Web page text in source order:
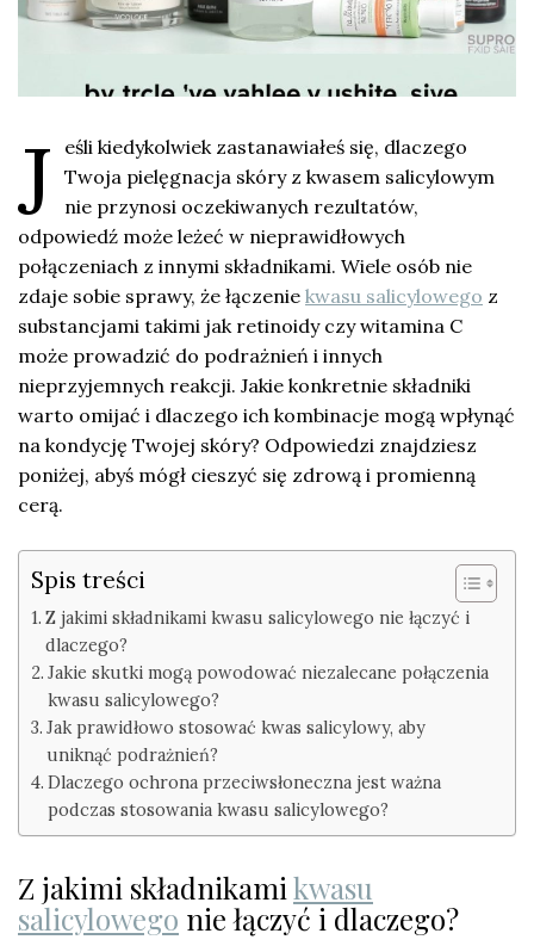
J
eśli kiedykolwiek zastanawiałeś się, dlaczego
Twoja pielęgnacja skóry z kwasem salicylowym
nie przynosi oczekiwanych rezultatów,
odpowiedź może leżeć w nieprawidłowych
połączeniach z innymi składnikami. Wiele osób nie
zdaje sobie sprawy, że łączenie kwasu salicylowego z
substancjami takimi jak retinoidy czy witamina C
może prowadzić do podrażnień i innych
nieprzyjemnych reakcji. Jakie konkretnie składniki
warto omijać i dlaczego ich kombinacje mogą wpłynąć
na kondycję Twojej skóry? Odpowiedzi znajdziesz
poniżej, abyś mógł cieszyć się zdrową i promienną
cerą.
Spis treści
Z jakimi składnikami kwasu salicylowego nie łączyć i
dlaczego?
Jakie skutki mogą powodować niezalecane połączenia
kwasu salicylowego?
Jak prawidłowo stosować kwas salicylowy, aby
uniknąć podrażnień?
Dlaczego ochrona przeciwsłoneczna jest ważna
podczas stosowania kwasu salicylowego?
Z jakimi składnikamikwasu
salicylowego nie łączyć i dlaczego?